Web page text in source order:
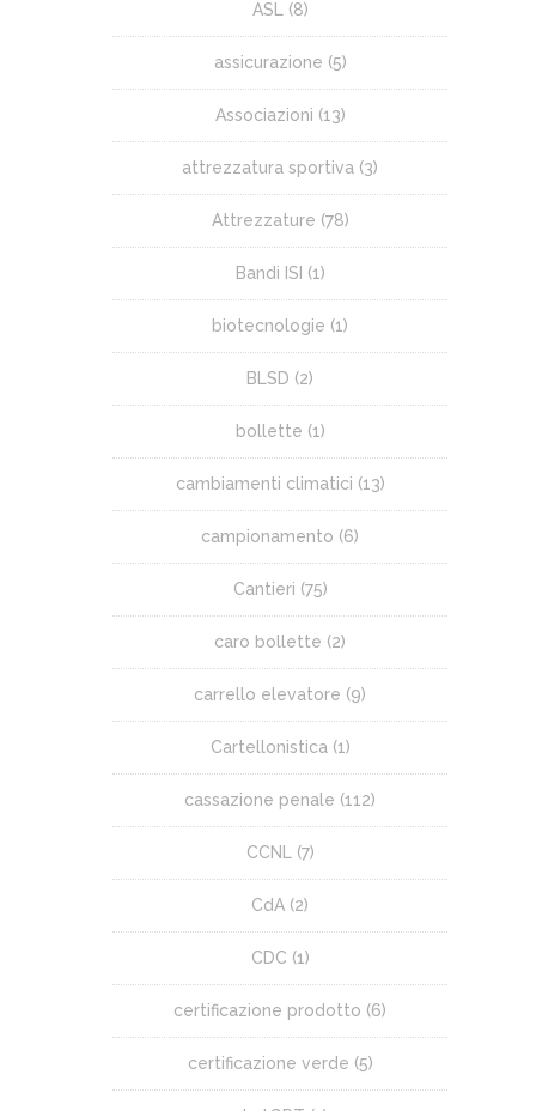
ASL(8)
assicurazione (5)
Associazioni (13)
attrezzatura sportiva (3)
Attrezzature (78)
Bandi ISI (1)
biotecnologie (1)
BLSD (2)
bollette (1)
cambiamenti climatici (13)
campionamento (6)
Cantieri (75)
caro bollette (2)
carrello elevatore (9)
Cartellonistica(1)
cassazione penale (112)
CCNL(7)
CdA (2)
CDC (1)
certificazione prodotto (6)
certificazione verde (5)